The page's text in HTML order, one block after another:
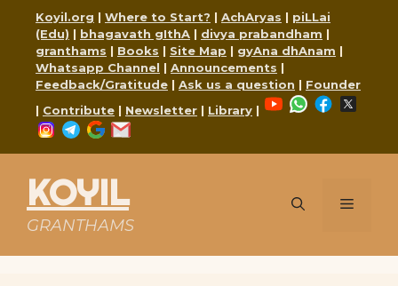
content
Koyil.org | Where to Start? | AchAryas | piLLai
(Edu) | bhagavath gIthA | divya prabandham |
granthams | Books | Site Map | gyAna dhAnam |
Whatsapp Channel | Announcements |
Feedback/Gratitude | Ask us a question | Founder
| Contribute | Newsletter | Library |
YouTubeWhatsApp
Facebook
Instagram
Telegram
Google
KOYIL
GRANTHAMS
Menu